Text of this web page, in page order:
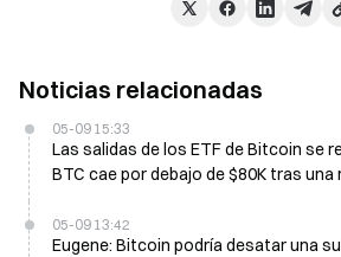
Noticias relacionadas
05-09 15:33
Las salidas de los ETF de Bitcoin se
BTC cae por debajo de $80K tras una racha de cinco días
05-09 13:42
Eugene: Bitcoin podría desatar una